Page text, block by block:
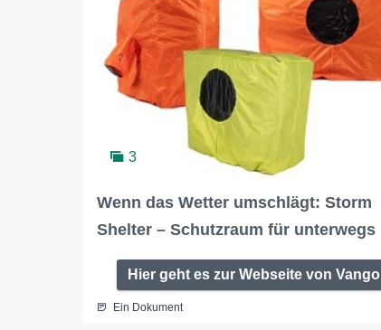
3
Wenn das Wetter umschlägt: Storm
Shelter – Schutzraum für unterwegs
Hier geht es zur Webseite von Vango
Ein Dokument